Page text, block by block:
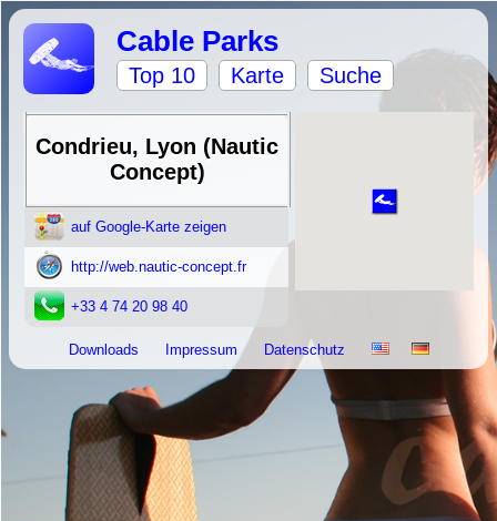
Cable Parks
Top 10 Karte Suche
Condrieu, Lyon (Nautic
Concept)
auf Google-Karte zeigen
http://web.nautic-concept.fr
+33 4 74 20 98 40
Downloads Impressum Datenschutz